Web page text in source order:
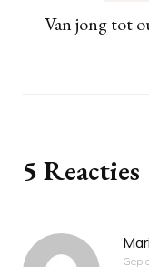
Van jong tot
5 Reacties